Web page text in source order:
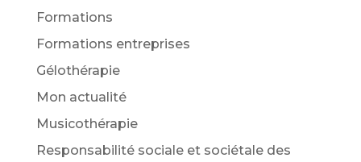
Formations
Formations entreprises
Gélothérapie
Mon actualité
Musicothérapie
Responsabilité sociale et sociétale des